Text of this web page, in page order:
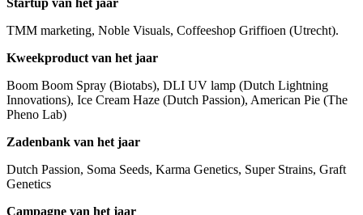
Startup van het jaar
TMM marketing, Noble Visuals, Coffeeshop Griffioen (Utrecht).
Kweekproduct van het jaar
Boom Boom Spray (Biotabs), DLI UV lamp (Dutch Lightning
Innovations), Ice Cream Haze (Dutch Passion), American Pie (The
Pheno Lab)
Zadenbank van het jaar
Dutch Passion, Soma Seeds, Karma Genetics, Super Strains, Graft
Genetics
Campagne van het jaar